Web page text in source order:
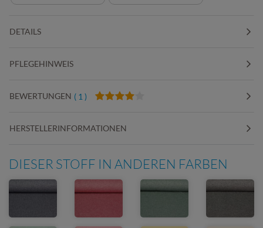
DETAILS
PFLEGEHINWEIS
BEWERTUNGEN ( 1 )
HERSTELLERINFORMATIONEN
DIESER STOFF IN ANDEREN FARBEN